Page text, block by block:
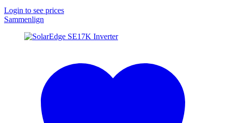
Login to see prices
Sammenlign